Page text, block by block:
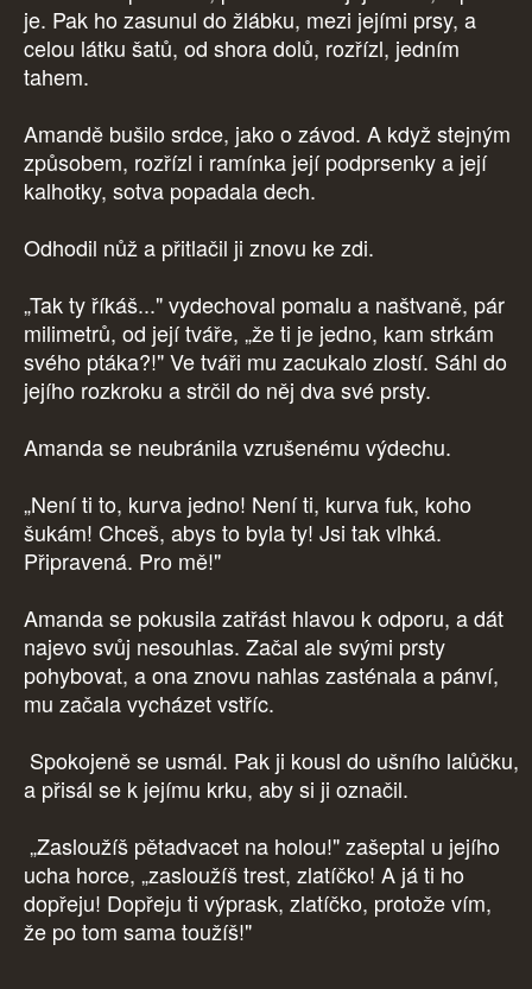
je. Pak ho zasunul do žlábku, mezi jejími prsy, a
celou látku šatů, od shora dolů, rozřízl, jedním
tahem.
Amandě bušilo srdce, jako o závod. A když stejným
způsobem, rozřízl i ramínka její podprsenky a její
kalhotky, sotva popadala dech.
Odhodil nůž a přitlačil ji znovu ke zdi.
„Tak ty říkáš..." vydechoval pomalu a naštvaně, pár
milimetrů, od její tváře, „že ti je jedno, kam strkám
svého ptáka?!" Ve tváři mu zacukalo zlostí. Sáhl do
jejího rozkroku a strčil do něj dva své prsty.
Amanda se neubránila vzrušenému výdechu.
„Není ti to, kurva jedno! Není ti, kurva fuk, koho
šukám! Chceš, abys to byla ty! Jsi tak vlhká.
Připravená. Pro mě!"
Amanda se pokusila zatřást hlavou k odporu, a dát
najevo svůj nesouhlas. Začal ale svými prsty
pohybovat, a ona znovu nahlas zasténala a pánví,
mu začala vycházet vstříc.
Spokojeně se usmál. Pak ji kousl do ušního lalůčku,
a přisál se k jejímu krku, aby si ji označil.
„Zasloužíš pětadvacet na holou!" zašeptal u jejího
ucha horce, „zasloužíš trest, zlatíčko! A já ti ho
dopřeju! Dopřeju ti výprask, zlatíčko, protože vím,
že po tom sama toužíš!"